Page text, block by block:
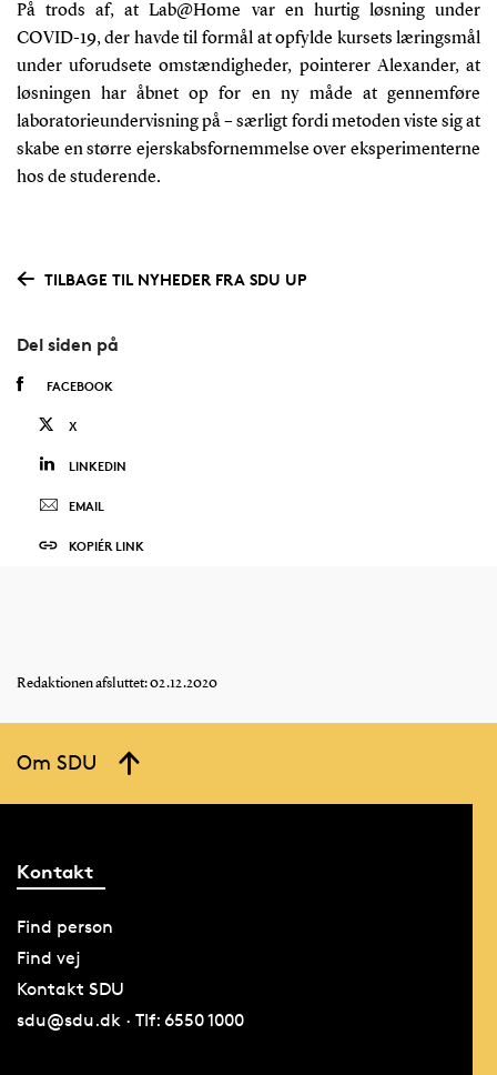
På trods af, at Lab@Home var en hurtig løsning under
COVID-19, der havde til formål at opfylde kursets læringsmål
under uforudsete omstændigheder, pointerer Alexander, at
løsningen har åbnet op for en ny måde at gennemføre
laboratorieundervisning på – særligt fordi metoden viste sig at
skabe en større ejerskabsfornemmelse over eksperimenterne
hos de studerende.
TILBAGE TIL NYHEDER FRA SDU UP
Del siden på
FACEBOOK
X
LINKEDIN
EMAIL
KOPIÉR LINK
Redaktionen afsluttet: 02.12.2020
Om SDU
Kontakt
Find person
Find vej
Kontakt SDU
sdu@sdu.dk · Tlf: 6550 1000